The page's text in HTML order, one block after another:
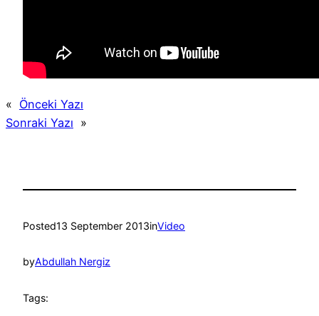
« Önceki Yazı
Sonraki Yazı »
Posted13 September 2013inVideo
byAbdullah Nergiz
Tags: